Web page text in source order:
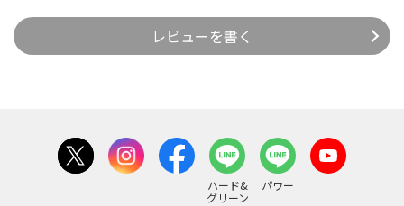
レビューを書く
ハード&
グリーン
パワー